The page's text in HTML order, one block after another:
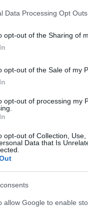
Data Processing Opt Outs
opt-out of the Sharing of
opt-out of the Sale of my
opt-out of processing my
opt-out of Collection,
Data that Is
allow Google to enable
News